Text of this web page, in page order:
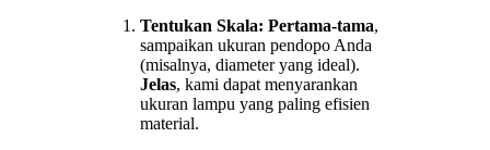
Tentukan Skala: Pertama-tama,
sampaikan ukuran pendopo Anda
(misalnya, diameter yang ideal).
Jelas, kami dapat menyarankan
ukuran lampu yang paling efisien
material.